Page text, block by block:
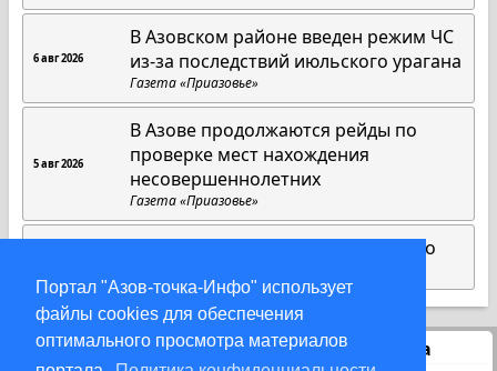
Портал "Азов-точка-Инфо" использует
файлы cookies для обеспечения
оптимального просмотра материалов
6 авг 2026
В Азовском районе введен режим ЧС
из-за последствий июльского урагана
Газета «Приазовье»
5 авг 2026
В Азове продолжаются рейды по
проверке мест нахождения
несовершеннолетних
Газета «Приазовье»
Матрица добра Юлии Максименко
Статистика